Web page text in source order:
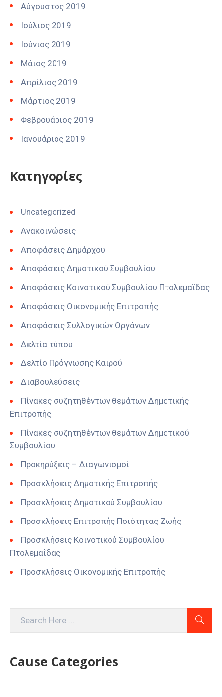
Αύγουστος 2019
Ιούλιος 2019
Ιούνιος 2019
Μάιος 2019
Απρίλιος 2019
Μάρτιος 2019
Φεβρουάριος 2019
Ιανουάριος 2019
Kατηγορίες
Uncategorized
Ανακοινώσεις
Αποφάσεις Δημάρχου
Αποφάσεις Δημοτικού Συμβουλίου
Αποφάσεις Κοινοτικού Συμβουλίου Πτολεμαϊδας
Αποφάσεις Οικονομικής Επιτροπής
Αποφάσεις Συλλογικών Οργάνων
Δελτία τύπου
Δελτίο Πρόγνωσης Καιρού
Διαβουλεύσεις
Πίνακες συζητηθέντων θεμάτων Δημοτικής
Επιτροπής
Πίνακες συζητηθέντων θεμάτων Δημοτικού
Συμβουλίου
Προκηρύξεις – Διαγωνισμοί
Προσκλήσεις Δημοτικής Επιτροπής
Προσκλήσεις Δημοτικού Συμβουλίου
Προσκλήσεις Επιτροπής Ποιότητας Ζωής
Προσκλήσεις Κοινοτικού Συμβουλίου
Πτολεμαΐδας
Προσκλήσεις Οικονομικής Επιτροπής
Cause Categories